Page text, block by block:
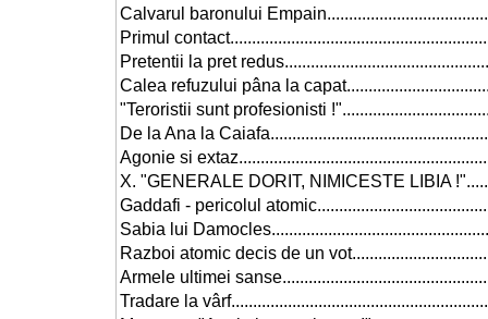
Calvarul baronului
Primul
Pretentii la pret
Calea refuzului pâna la
"Teroristii sunt profesionisti
De la Ana la
Agonie si
X. "GENERALE DORIT, NIMICESTE LIBIA
Gaddafi - pericolul
Sabia lui
Razboi atomic decis de un
Armele ultimei
Tradare la